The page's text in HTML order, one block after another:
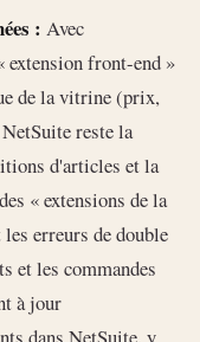
: Avec
front-end »
de la vitrine (prix,
reste la
d'articles et la
« extensions de la
erreurs de double
et les commandes
à jour